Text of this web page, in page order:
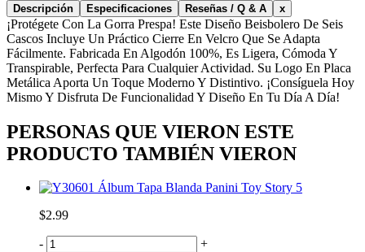
Descripción Especificaciones Reseñas / Q & A x
¡Protégete Con La Gorra Prespa! Este Diseño Beisbolero De Seis
Cascos Incluye Un Práctico Cierre En Velcro Que Se Adapta
Fácilmente. Fabricada En Algodón 100%, Es Ligera, Cómoda Y
Transpirable, Perfecta Para Cualquier Actividad. Su Logo En Placa
Metálica Aporta Un Toque Moderno Y Distintivo. ¡Consíguela Hoy
Mismo Y Disfruta De Funcionalidad Y Diseño En Tu Día A Día!
PERSONAS QUE VIERON ESTE
PRODUCTO TAMBIÉN VIERON
Álbum Tapa Blanda Panini Toy Story 5
$2.99
-
+